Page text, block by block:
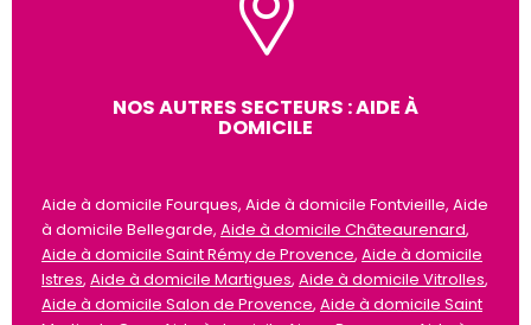
NOS AUTRES SECTEURS : AIDE À
DOMICILE
Aide à domicile Fourques, Aide à domicile Fontvieille, Aide
à domicile Bellegarde, Aide à domicile Châteaurenard,
Aide à domicile Saint Rémy de Provence, Aide à domicile
Istres, Aide à domicile Martigues, Aide à domicile Vitrolles,
Aide à domicile Salon de Provence, Aide à domicile Saint